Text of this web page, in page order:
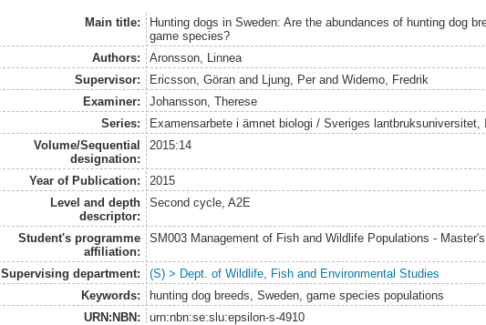
Main title:
Hunting dogs in Sweden: Are the abundances of hunting dog
game species?
Authors:
Aronsson, Linnea
Supervisor:
Ericsson, Göranand Ljung, Perand Widemo, Fredrik
Examiner:
Johansson, Therese
Series:
Examensarbete i ämnet biologi / Sveriges
Volume/Sequential
designation:
2015:14
Year of Publication:
2015
Level and depth
descriptor:
Second cycle, A2E
Student's programme
affiliation:
SM003 Management of Fish and Wildlife Populations -
Supervising department:
(S) > Dept. of Wildlife, Fish and Environmental Studies
Keywords:
hunting dog breeds, Sweden, game species populations
URN:NBN:
urn:nbn:se:slu:epsilon-s-4910